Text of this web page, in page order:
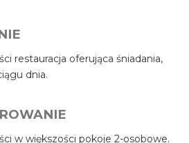
restauracja oferująca śniadania,
dnia.
w większości pokoje 2-osobowe.